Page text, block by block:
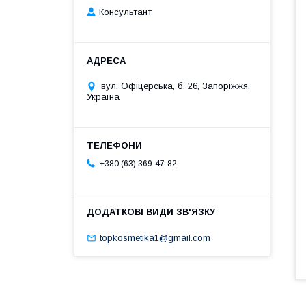
Консультант
вул. Офіцерська, б. 26, Запоріжжя,
Україна
+380 (63) 369-47-82
topkosmetika1@gmail.com